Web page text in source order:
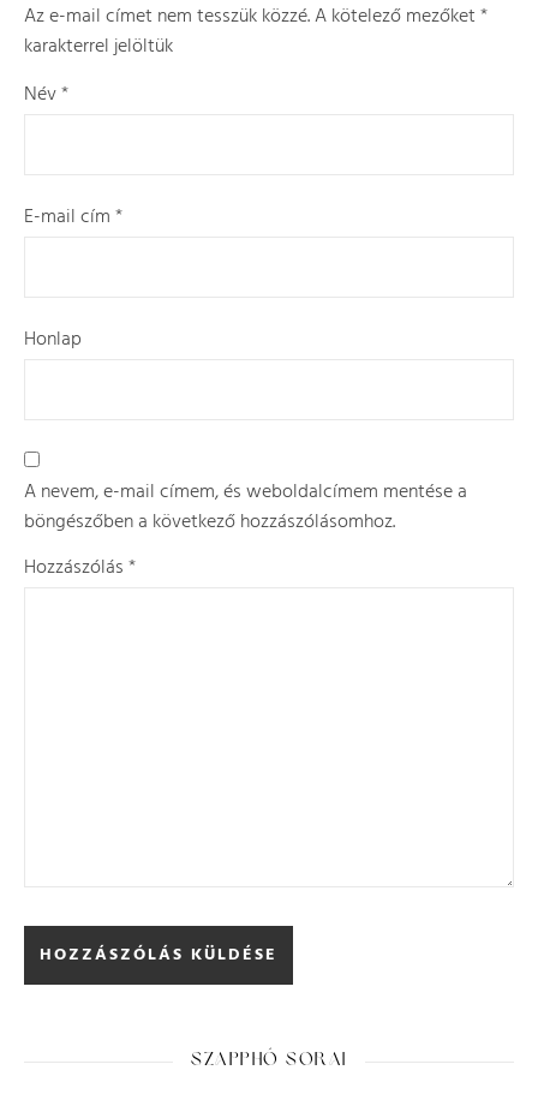
Az e-mail címet nem tesszük közzé.A kötelező mezőket*
karakterrel jelöltük
Név*
E-mail cím*
Honlap
A nevem, e-mail címem, és weboldalcímem mentése a
böngészőben a következő hozzászólásomhoz.
Hozzászólás*
SZAPPHÓ SORAI